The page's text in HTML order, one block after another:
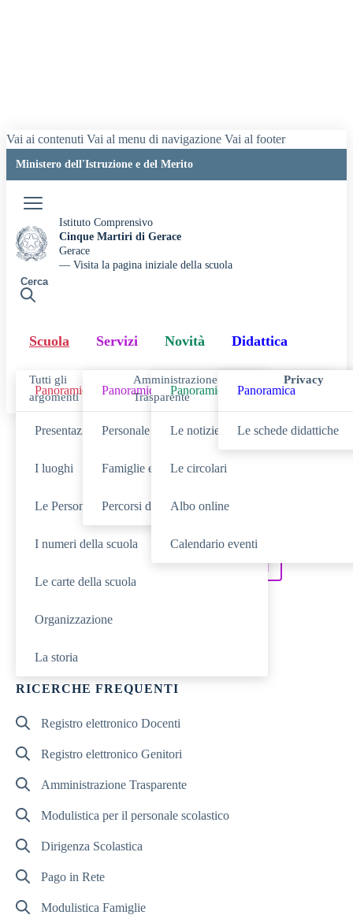
Vai ai contenuti Vai al menu di navigazione Vai al footer
Ministero dell'Istruzione e del Merito
Istituto Comprensivo
Cinque Martiri di Gerace
Gerace
— Visita la pagina iniziale della scuola
Cerca
Scuola
Panoramica
Presentazione
I luoghi
Le Persone
I numeri della scuola
Le carte della scuola
Organizzazione
La storia
Servizi
Panoramica
Personale scolastico
Famiglie e studenti
Percorsi di studio
Novità
Panoramica
Le notizie
Le circolari
Albo online
Calendario eventi
Didattica
Panoramica
Le schede didattiche
Tutti gli
argomenti
Amministrazione
Trasparente
Privacy
Cerca
SERVIZI
RICERCHE FREQUENTI
Registro elettronico Docenti
Registro elettronico Genitori
Amministrazione Trasparente
Modulistica per il personale scolastico
Dirigenza Scolastica
Pago in Rete
Modulistica Famiglie